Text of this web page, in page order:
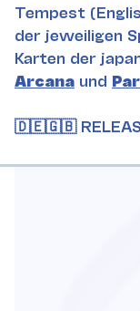
Tempest
der jeweiligen
Karten der
Arcana und
🇩🇪🇬🇧